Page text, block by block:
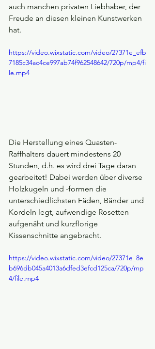
auch manchen privaten Liebhaber, der
Freude an diesen kleinen Kunstwerken
hat.
https://video.wixstatic.com/video/27371e_efb
7185c34ac4ce997ab74f962548642/720p/mp4/fi
le.mp4
Die Herstellung eines Quasten-
Raffhalters dauert mindestens 20
Stunden, d.h. es wird drei Tage daran
gearbeitet! Dabei werden über diverse
Holzkugeln und -formen die
unterschiedlichsten Fäden, Bänder und
Kordeln legt, aufwendige Rosetten
aufgenäht und kurzflorige
Kissenschnitte angebracht.
https://video.wixstatic.com/video/27371e_8e
b696db045a4013a6dfed3efcd125ca/720p/mp
4/file.mp4